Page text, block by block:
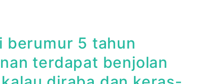
berumur 5 tahun
terdapat benjolan